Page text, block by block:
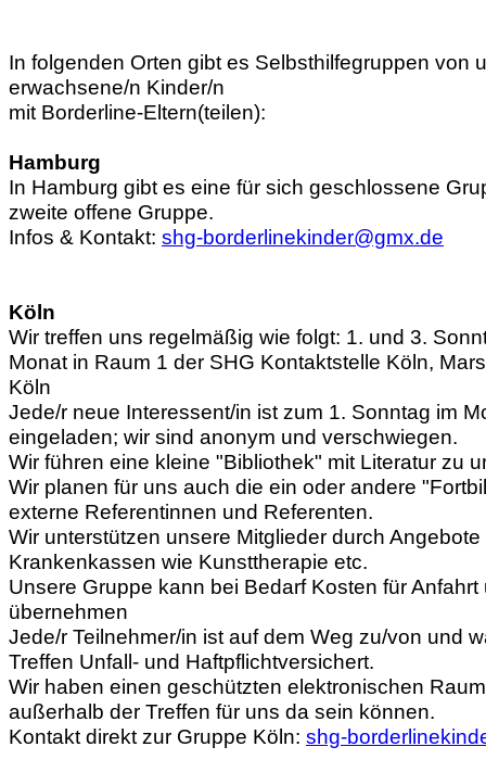
In folgenden Orten gibt es Selbsthilfegruppen von
erwachsene/n Kinder/n
mit Borderline-Eltern(teilen):
Hamburg
In Hamburg gibt es eine für sich geschlossene
zweite offene Gruppe.
Infos & Kontakt: shg-borderlinekinder@gmx.de
Köln
Wir treffen uns regelmäßig wie folgt: 1. und 3.
Monat in Raum 1 der SHG Kontaktstelle Köln,
Köln
Jede/r neue Interessent/in ist zum 1. Sonntag im
eingeladen; wir sind anonym und verschwiegen.
Wir führen eine kleine "Bibliothek" mit Literatur zu
Wir planen für uns auch die ein oder andere
externe Referentinnen und Referenten.
Wir unterstützen unsere Mitglieder durch Angebote
Krankenkassen wie Kunsttherapie etc.
Unsere Gruppe kann bei Bedarf Kosten für
übernehmen
Jede/r Teilnehmer/in ist auf dem Weg zu/von und
Treffen Unfall- und Haftpflichtversichert.
Wir haben einen geschützten elektronischen
außerhalb der Treffen für uns da sein können.
Kontakt direkt zur Gruppe Köln: shg-